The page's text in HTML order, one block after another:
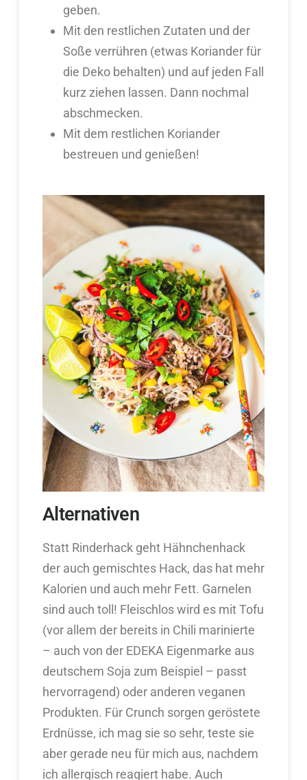
geben.
Mit den restlichen Zutaten und der
Soße verrühren (etwas Koriander für
die Deko behalten) und auf jeden Fall
kurz ziehen lassen. Dann nochmal
abschmecken.
Mit dem restlichen Koriander
bestreuen und genießen!
Alternativen
Statt Rinderhack geht Hähnchenhack
der auch gemischtes Hack, das hat mehr
Kalorien und auch mehr Fett. Garnelen
sind auch toll! Fleischlos wird es mit Tofu
(vor allem der bereits in Chili marinierte
– auch von der EDEKA Eigenmarke aus
deutschem Soja zum Beispiel – passt
hervorragend) oder anderen veganen
Produkten. Für Crunch sorgen geröstete
Erdnüsse, ich mag sie so sehr, teste sie
aber gerade neu für mich aus, nachdem
ich allergisch reagiert habe. Auch